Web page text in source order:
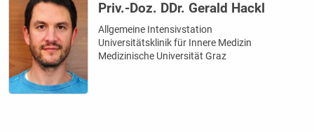
Priv.-Doz. DDr. Gerald Hackl
Allgemeine Intensivstation
Universitätsklinik für Innere Medizin
Medizinische Universität Graz